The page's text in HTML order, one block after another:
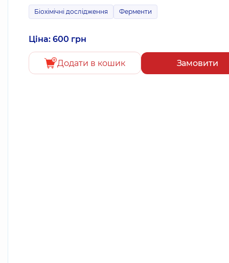
Біохімічні дослідження Ферменти
Ціна: 600 грн
Додати в кошик Замовити